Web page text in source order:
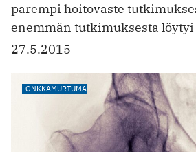
parempi hoitovaste
enemmän tutkimuksesta löytyi
27.5.2015
LONKKAMURTUMA